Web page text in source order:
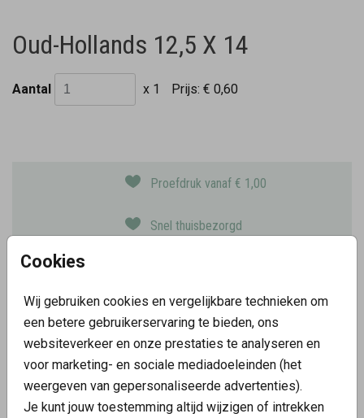
Cookies
Wij gebruiken cookies en vergelijkbare technieken om
een betere gebruikerservaring te bieden, ons
websiteverkeer en onze prestaties te analyseren en
voor marketing- en sociale mediadoeleinden (het
weergeven van gepersonaliseerde advertenties).
Je kunt jouw toestemming altijd wijzigen of intrekken
Oud-Hollands 12,5 X 14
Aantal x 1 Prijs: € 0,60
Proefdruk vanaf € 1,00
Snel thuisbezorgd
OMSCHRIJVING
oud-hollands 12,5 x 14
Prijs:€ 0,60 per 1